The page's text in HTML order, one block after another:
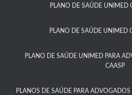
PLANO DE SAÚDE UNIMED
PLANO DE SAÚDE UNIMED
PLANO DE SAÚDE UNIMED PARA
CAASP​
PLANOS DE SAÚDE PARA